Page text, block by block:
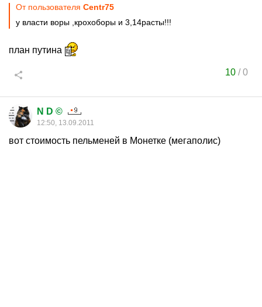
От пользователя Centr75
у власти воры ,крохоборы и 3,14расты!!!
план путина
10 /0
N D ©
12:50, 13.09.2011
вот стоимость пельменей в Монетке (мегаполис)